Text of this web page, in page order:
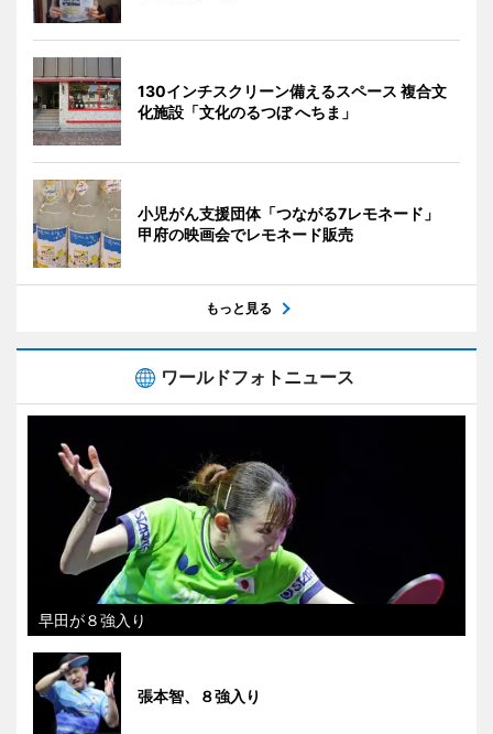
130インチスクリーン備えるスペース 複合文
化施設「文化のるつぼ へちま」
小児がん支援団体「つながる7レモネード」
甲府の映画会でレモネード販売
もっと見る
ワールドフォトニュース
早田が８強入り
張本智、８強入り